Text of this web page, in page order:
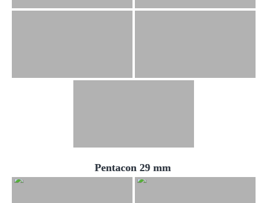
Pentacon 29 mm